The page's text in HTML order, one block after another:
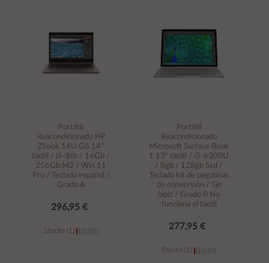
Portátil
Reacondicionado HP
Zbook 14U G6 14"
tactil / i5-8th / 16Gb /
256Gb M2 / Win 11
Pro / Teclado español /
Grado A
296,95 €
Stocks (1)
Portátil
Reacondicionado
Microsoft Surface Book
1 13" tactil / i5-6300U
/ 8gb / 128gb Ssd /
Teclado kit de pegatinas
de conversión / Sin
lápiz / Grado B No
funciona el tactil
277,95 €
Stocks (1)